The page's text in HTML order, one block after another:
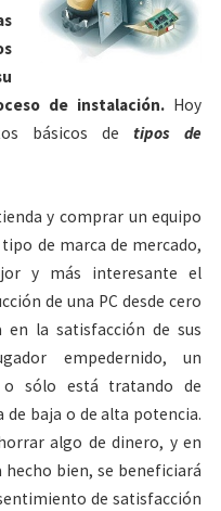
de instalación. Hoy
básicos detipos de
y comprar un equipo
de marca de mercado,
y más interesante el
de una PC desde cero
en la satisfacción de sus
empedernido, un
sólo está tratando de
de baja o de alta potencia.
algo de dinero, y en
hecho bien, se beneficiará
de satisfacción